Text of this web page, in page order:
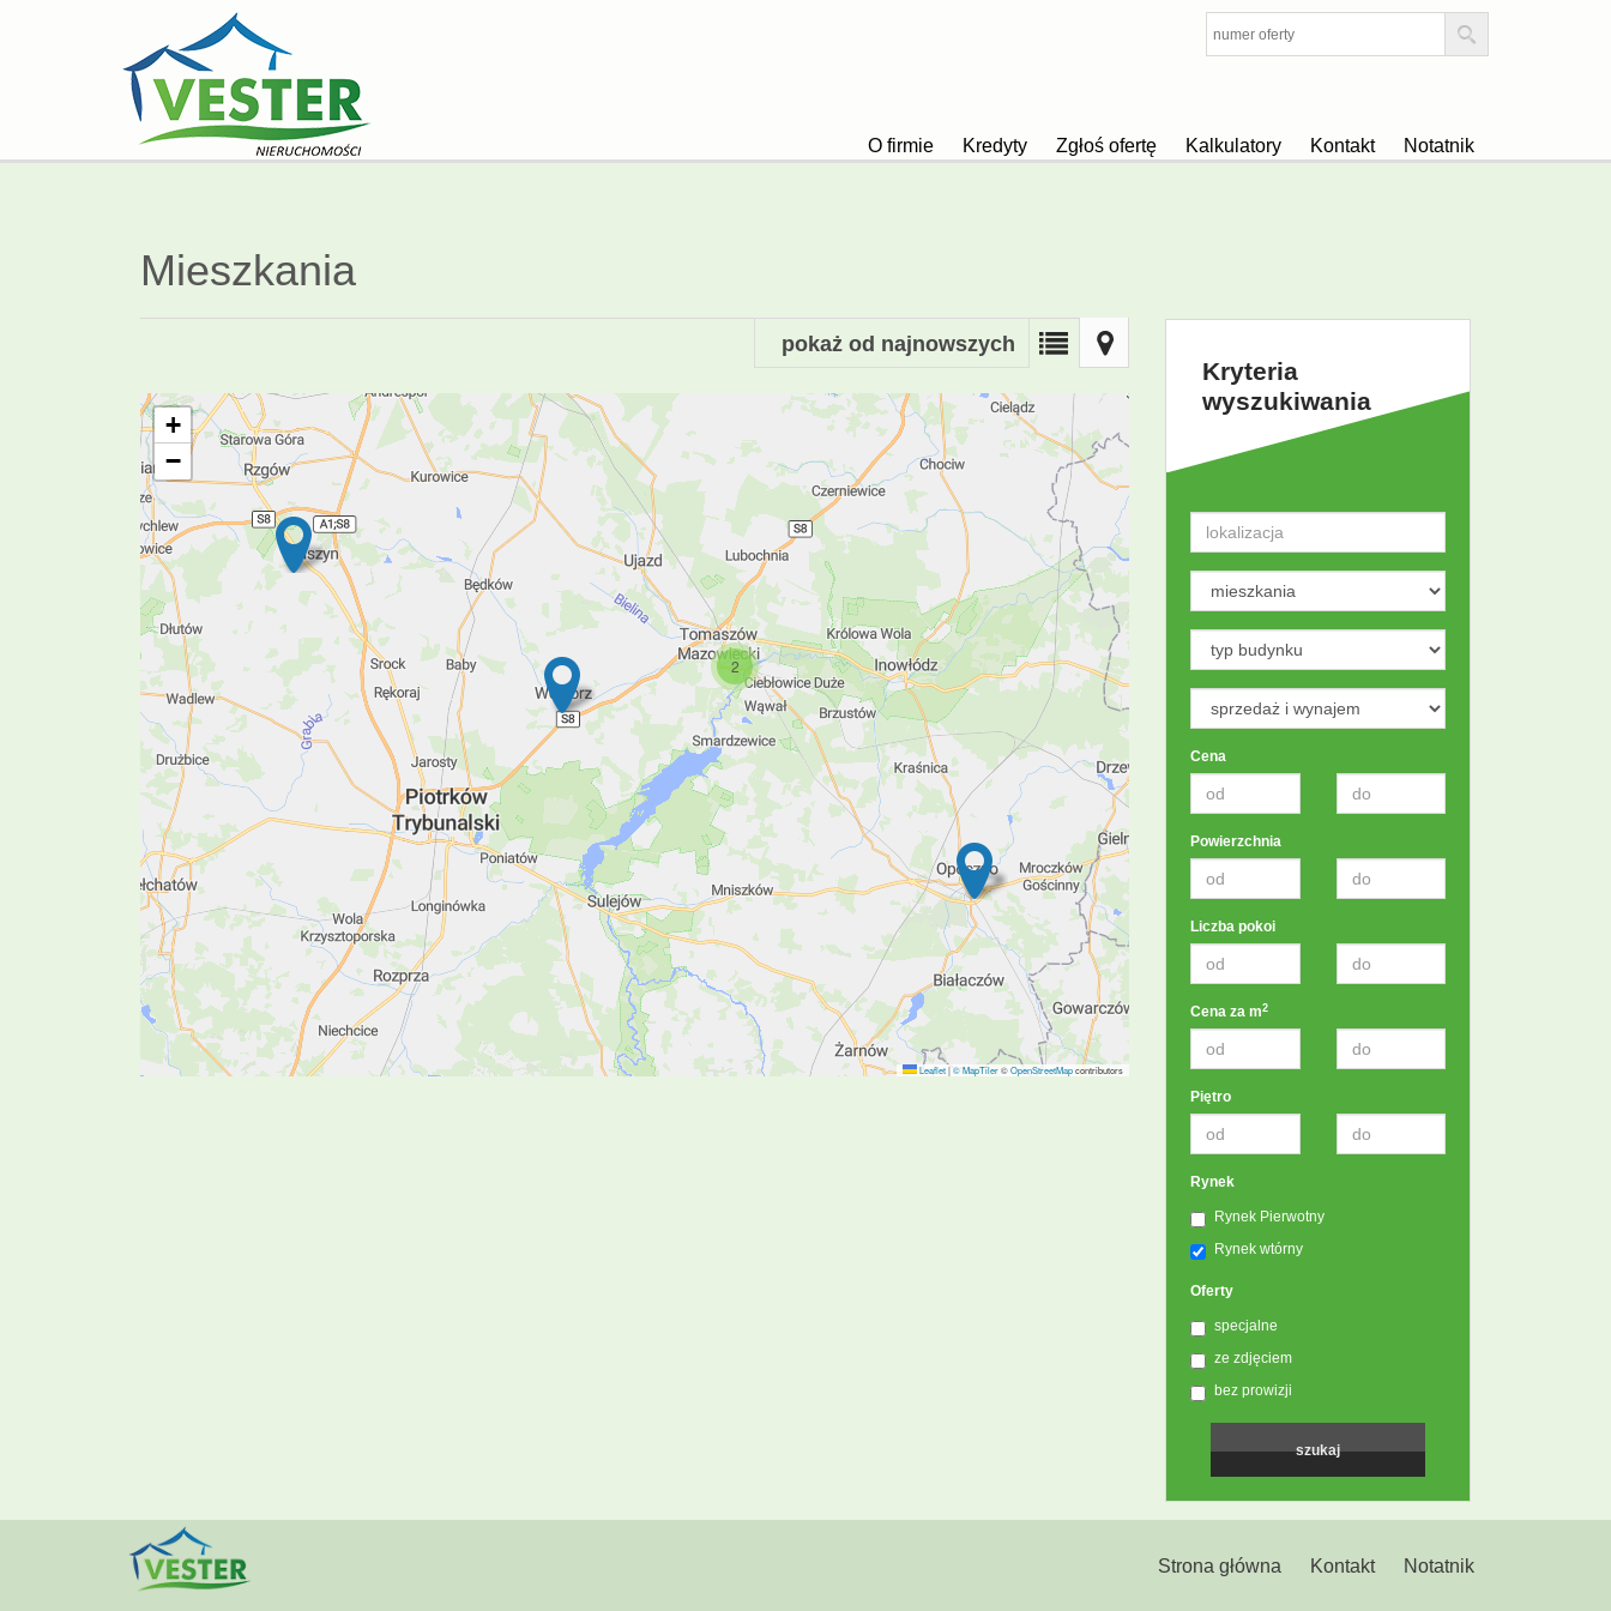
O firmie Kredyty Zgłoś ofertę Kalkulatory Kontakt Notatnik
Mieszkania
pokaż od najnowszych
2
+
−
Leaflet|© MapTiler©OpenStreetMapcontributors
Kryteria
wyszukiwania
Cena
Powierzchnia
Liczba pokoi
Cena za m2
Piętro
Rynek
Rynek Pierwotny
Rynek wtórny
Oferty
specjalne
ze zdjęciem
bez prowizji
Strona główna Kontakt Notatnik